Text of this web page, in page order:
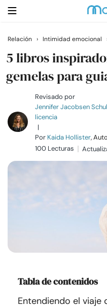
Buscar
Casarse
Relaciones
Familia
Encuentra un
Relación › Intimidad emocional
5 libros
gemelas para
Revisado por
Jennifer Jacobsen
licencia
|
Por Kaida Hollister,
100 Lecturas
Tabla de contenidos
Entendiendo el viaje